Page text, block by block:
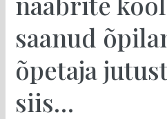
saanud
õpetaja
siis…